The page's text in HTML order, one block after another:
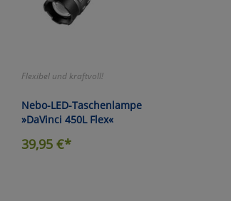
Flexibel und kraftvoll!
Nebo-LED-Taschenlampe
»DaVinci 450L Flex«
39,95€*